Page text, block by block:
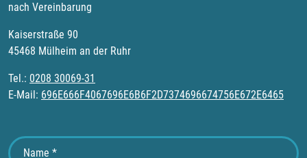
nach Vereinbarung
Kaiserstraße 90
45468 Mülheim an der Ruhr
Tel.: 0208 30069-31
E-Mail: 696E666F4067696E6B6F2D7374696674756E672E6465